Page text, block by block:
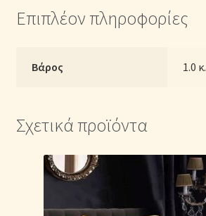
ποσότητα
Επιπλέον πληροφορίες
Βάρος 1.0 κ.
Σχετικά προϊόντα